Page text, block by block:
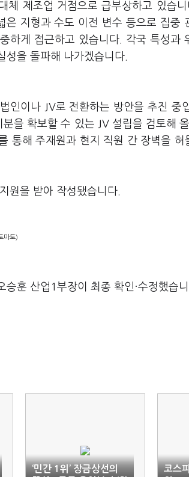
체 제조업 거점으로 급부상하고 있습
지형과 수도 이전 변수 등으로 집중
하게 접근하고 있습니다. 각국 특성과
을 돌파해 나가겠습니다.
이나 JV로 전환하는 방안을 추진 중
을 확보할 수 있는 JV 설립을 검토해
통해 주재원과 현지 직원 간 장벽을 허
원을 받아 작성됐습니다.
마토)
훈 산업1부장이 최종 확인·수정했습니
‘민간 1위’ 장금상선의
코스